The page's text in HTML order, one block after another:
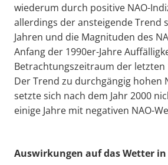
wiederum durch positive NAO-
allerdings der ansteigende Trend
Jahren und die Magnituden des
Anfang der 1990er-Jahre
Betrachtungszeitraum der letzten
Der Trend zu durchgängig hohen
setzte sich nach dem Jahr 2000
einige Jahre mit negativen NAO-
Auswirkungen auf das Wetter in